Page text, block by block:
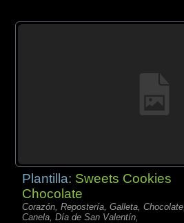
Plantilla: Sweets Cookies
Chocolate
Corazón, Repostería, Galleta, Chocolate,
Canela, Día de San Valentín,